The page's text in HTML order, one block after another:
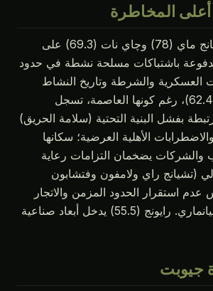
المخاطرة
تهيمن محافظة تشيانج ماي (78) وچاي نات (69.3) على
باشتباكات مسلحة نشطة في حدود
العسكرية والشرطة وتاريخ النشاط
الانفصالي. بانكوك (62.4)، رغم كونها العاصمة، تسجل
بفشل البنية التحتية (سلامة الحريق)
الأهلية العرضية؛ سكانها
والشركات يضخمان التزامات رعاية
(تشيانج راي ولامفون وفتشابون
استقرار الحدود المزمن والاتجار
والتسرب النزاع الميانماري. رايونج (55.5) يدخل أبعاد صناعية
جيوبت